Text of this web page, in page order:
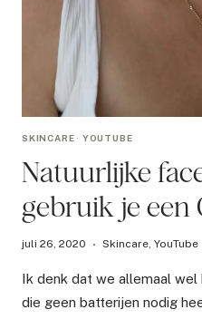
SKINCARE · YOUTUBE
Natuurlijke
gebruik je een
juli 26, 2020 Skincare,YouTube
Ik denk dat we allemaal
die geen batterijen nodig